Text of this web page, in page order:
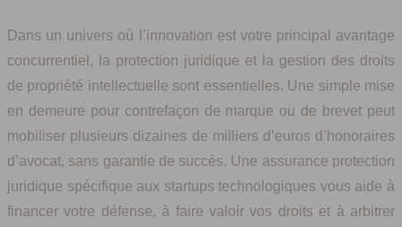
Dans un univers où l’innovation est votre principal avantage
concurrentiel, la protection juridique et la gestion des droits
de propriété intellectuelle sont essentielles. Une simple mise
en demeure pour contrefaçon de marque ou de brevet peut
mobiliser plusieurs dizaines de milliers d’euros d’honoraires
d’avocat, sans garantie de succès. Une assurance protection
juridique spécifique aux startups technologiques vous aide à
financer votre défense, à faire valoir vos droits et à arbitrer